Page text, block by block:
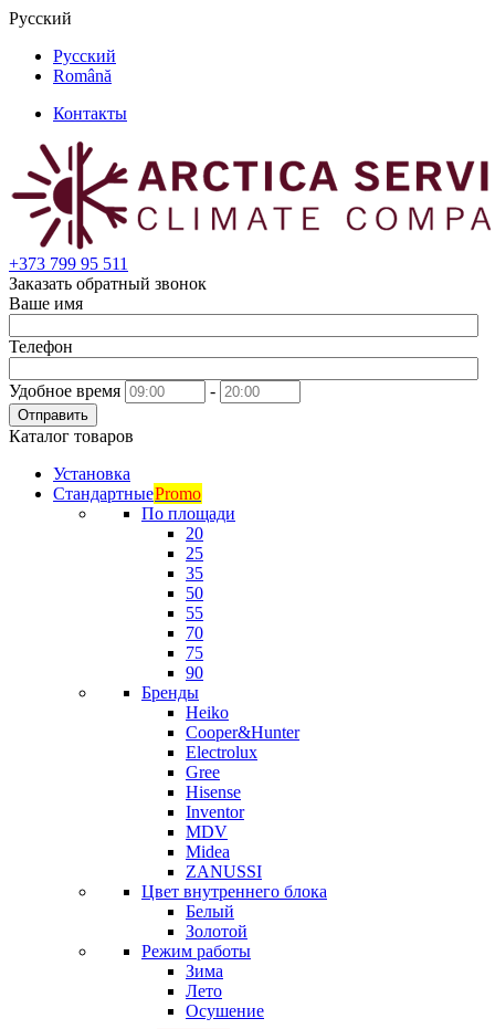
Русский
Русский
Română
Контакты
+373 799 95 511
Заказать обратный звонок
Ваше имя
Телефон
Удобное время -
Отправить
Каталог товаров
Установка
СтандартныеPromo
По площади
20
25
35
50
55
70
75
90
Бренды
Heiko
Cooper&Hunter
Electrolux
Gree
Hisense
Inventor
MDV
Midea
ZANUSSI
Цвет внутреннего блока
Белый
Золотой
Режим работы
Зима
Лето
Осушение